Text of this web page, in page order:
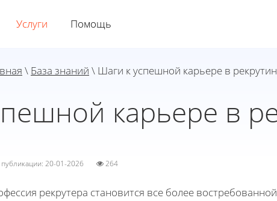
Услуги Помощь
\ База знаний \ Шаги к успешной карьере в
карьере в
публикации: 20-01-2026 264
рекрутера становится все более